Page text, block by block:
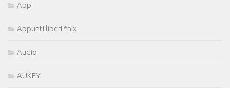
App
Appunti liberi *nix
Audio
AUKEY